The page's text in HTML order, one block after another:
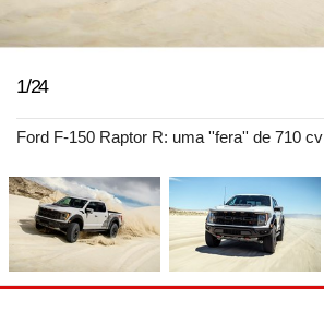
1/24
Ford F-150 Raptor R: uma ''fera'' de 710